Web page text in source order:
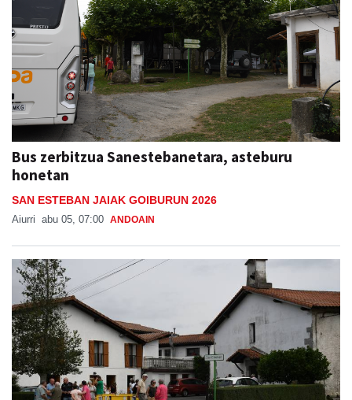
Bus zerbitzua Sanestebanetara, asteburu
honetan
SAN ESTEBAN JAIAK GOIBURUN 2026
Aiurri abu 05, 07:00 ANDOAIN